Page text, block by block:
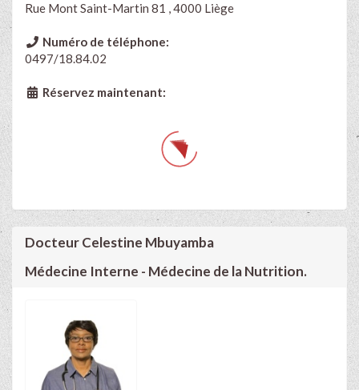
Rue Mont Saint-Martin 81 , 4000 Liège
Numéro de téléphone:
0497/18.84.02
Réservez maintenant:
Docteur Celestine Mbuyamba
Médecine Interne - Médecine de la Nutrition.